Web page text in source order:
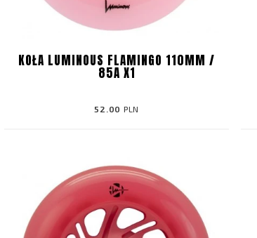
KOŁA LUMINOUS FLAMINGO 110MM /
85A X1
52.00 PLN